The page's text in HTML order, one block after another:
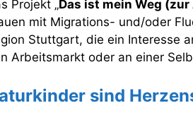
Projekt „Das ist mein Weg
mit Migrations- und/oder
Stuttgart, die ein Interesse
Arbeitsmarkt oder an einer
sind